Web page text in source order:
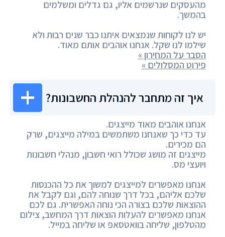
מהעסקים שנרשמים אליו, גם גדלים ומשלמים
בהמשך.
יש לנו לקוחות שנמצאים איתנו כבר שנים רבות ולא
שילמו לנו שקל. אנחנו אוהבים אותם מאוד.
הסבר על המחירון »
פירוט המסלולים »
איך זה מתחבר להנהלת החשבונות?
אנחנו אוהבים מאוד מייצגים.
עד כדי כך שאנחנו משתמשים במילה מייצגים, שרק
הם מכירים.
מייצגים זה מושג שכולל רואי חשבון, מנהלי חשבונות
ויועצי מס.
אנחנו מאפשרים למייצגים למשוך את כל ההכנסות
שלכם אליהם, בכל דרך שנוחה להם, וגם לקבל את
ההוצאות שלכם בצורה הכי נוחה האפשרית. גם לכם
אנחנו מאפשרים להעלות הוצאות דרך המחשב, צילום
מהטלפון, שליחה בוואטסאפ או שליחה במייל.